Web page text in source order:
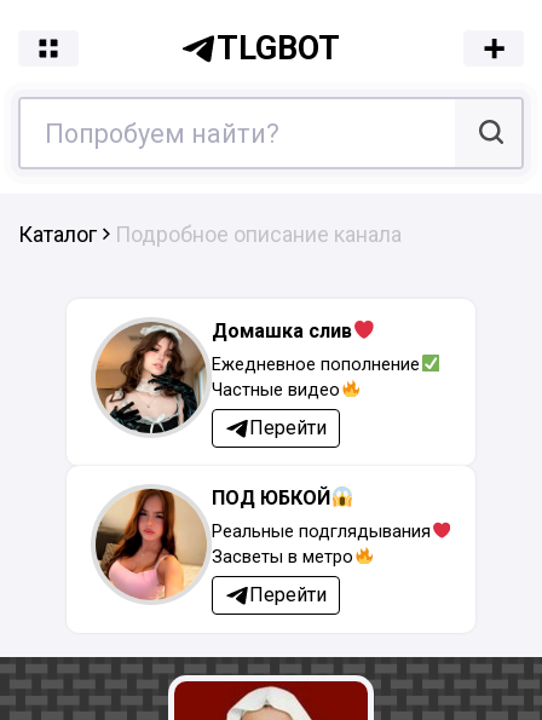
TLGBOT
Каталог Подробное описание канала
Домашка слив
Ежедневное пополнение
Частные видео
Перейти
ПОД ЮБКОЙ
Реальные подглядывания
Засветы в метро
Перейти